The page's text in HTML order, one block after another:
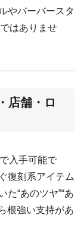
やバーバースタ
はありませ
店舗・ロ
入手可能で
復刻系アイテム
“あのツヤ”“あ
根強い支持があ